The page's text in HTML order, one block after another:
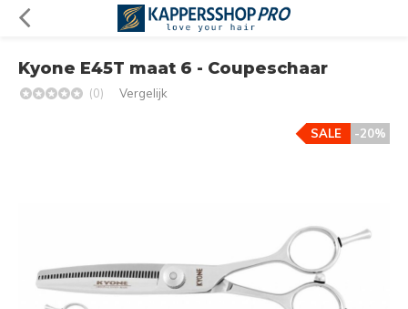
Kyone E45T maat 6 - Coupeschaar
(0) Vergelijk
-20%
SALE